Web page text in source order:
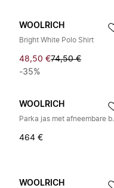
WOOLRICH
Bright White Polo Shirt
48,50 €74,50 €
-35%
WOOLRICH
464 €
WOOLRICH